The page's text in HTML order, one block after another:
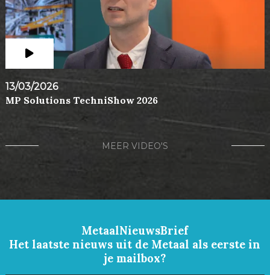
13/03/2026
MP Solutions TechniShow 2026
MEER VIDEO'S
MetaalNieuwsBrief
Het laatste nieuws uit de Metaal als eerste in
je mailbox?